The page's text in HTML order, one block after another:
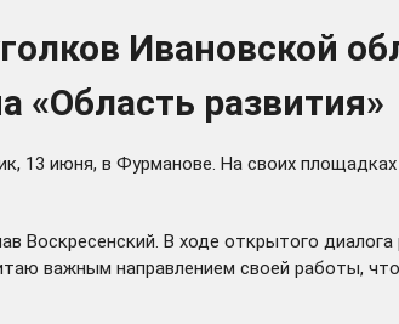
Ивановской
развития»
июня, в Фурманове. На своих
Воскресенский. В ходе открытого
важным направлением своей работы,